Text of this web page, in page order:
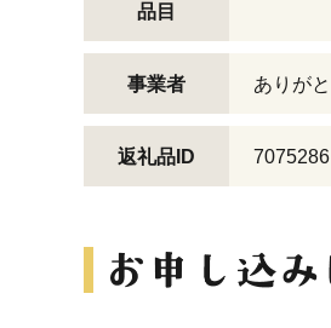
品目
事業者 ありが
返礼品ID 7075286